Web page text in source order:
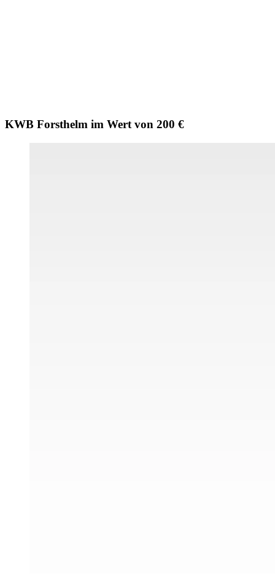
KWB Forsthelm im Wert von 200 €